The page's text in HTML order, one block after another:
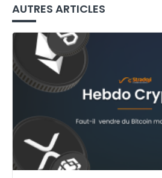
AUTRES ARTICLES